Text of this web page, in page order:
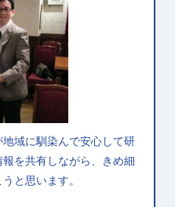
域に馴染んで安心して研
を共有しながら、きめ細
と思います。